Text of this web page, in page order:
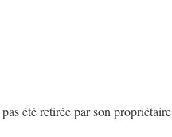
été retirée par son